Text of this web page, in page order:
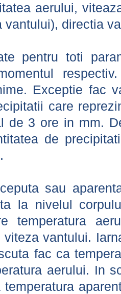
aerului,
vantului), directia
pentru toti
Exceptie fac
care
de 3 ore in mm.
de
sau
la nivelul
temperatura
vantului.
fac ca
aerului. In